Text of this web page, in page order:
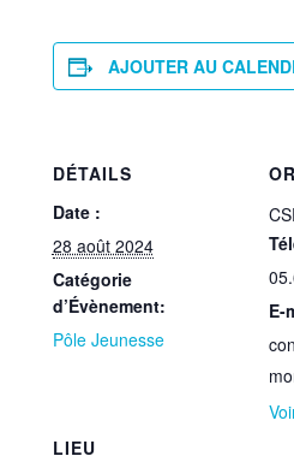
AJOUTER AU
DÉTAILS
Date :
28 août 2024
Catégorie
d’Évènement:
Pôle Jeunesse
LIEU
E-